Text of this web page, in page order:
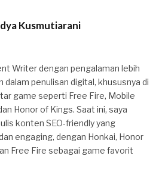
Kusmutiarani
Writer dengan pengalaman lebih
dalam penulisan digital, khususnya di
game seperti Free Fire, Mobile
Honor of Kings. Saat ini, saya
konten SEO-friendly yang
engaging, dengan Honkai, Honor
Free Fire sebagai game favorit